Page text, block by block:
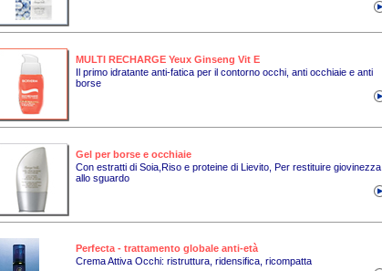
MULTI RECHARGE Yeux Ginseng Vit E
Il primo idratante anti-fatica per il contorno occhi, anti occhiaie e anti
borse
Gel per borse e occhiaie
Con estratti di Soia,Riso e proteine di Lievito, Per restituire giovinezza
allo sguardo
Perfecta - trattamento globale anti-età
Crema Attiva Occhi: ristruttura, ridensifica, ricompatta